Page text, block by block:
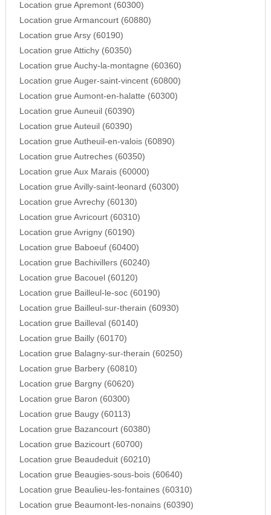
Location grue Apremont (60300)
Location grue Armancourt (60880)
Location grue Arsy (60190)
Location grue Attichy (60350)
Location grue Auchy-la-montagne (60360)
Location grue Auger-saint-vincent (60800)
Location grue Aumont-en-halatte (60300)
Location grue Auneuil (60390)
Location grue Auteuil (60390)
Location grue Autheuil-en-valois (60890)
Location grue Autreches (60350)
Location grue Aux Marais (60000)
Location grue Avilly-saint-leonard (60300)
Location grue Avrechy (60130)
Location grue Avricourt (60310)
Location grue Avrigny (60190)
Location grue Baboeuf (60400)
Location grue Bachivillers (60240)
Location grue Bacouel (60120)
Location grue Bailleul-le-soc (60190)
Location grue Bailleul-sur-therain (60930)
Location grue Bailleval (60140)
Location grue Bailly (60170)
Location grue Balagny-sur-therain (60250)
Location grue Barbery (60810)
Location grue Bargny (60620)
Location grue Baron (60300)
Location grue Baugy (60113)
Location grue Bazancourt (60380)
Location grue Bazicourt (60700)
Location grue Beaudeduit (60210)
Location grue Beaugies-sous-bois (60640)
Location grue Beaulieu-les-fontaines (60310)
Location grue Beaumont-les-nonains (60390)